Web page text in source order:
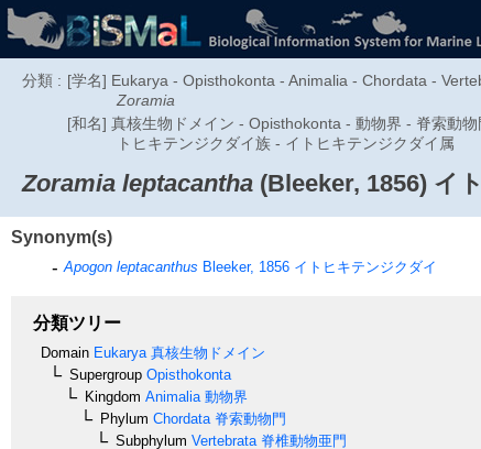
分類 : [学名] Eukarya - Opisthokonta - Animalia - Chordata -
Zoramia
[和名] 真核生物ドメイン - Opisthokonta - 動物界 - 脊索動
トヒキテンジクダイ族 - イトヒキテンジクダイ属
Zoramia leptacantha (Bleeker, 1856) イ
Synonym(s)
Apogon leptacanthus Bleeker, 1856 イトヒキテンジクダイ
分類ツリー
Domain Eukarya 真核生物ドメイン
Supergroup Opisthokonta
Kingdom Animalia 動物界
Phylum Chordata 脊索動物門
Subphylum Vertebrata 脊椎動物亜門